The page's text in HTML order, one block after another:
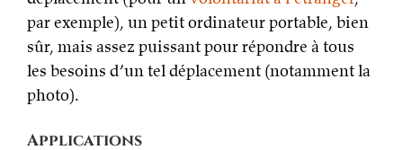
par exemple), un petit ordinateur portable, bien
sûr, mais assez puissant pour répondre à tous
les besoins d’un tel déplacement (notamment la
photo).
Applications